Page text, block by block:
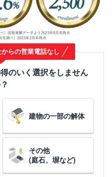
らの営業電話なし
のいく選択をしません
建物の一部の解体
その他
(庭石、塀など)